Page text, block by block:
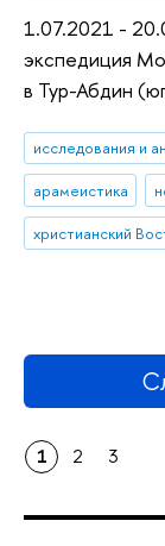
1.07.2021 -
экспедиция
в Тур-Абдин
исследования и
арамеистика
христианский
1 2 3